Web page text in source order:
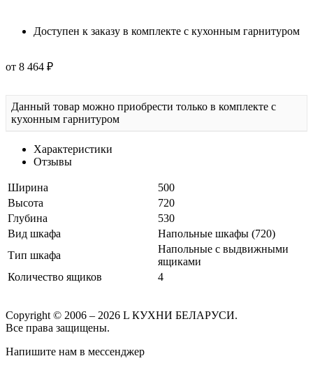
Доступен к заказу в комплекте с кухонным гарнитуром
от 8 464 ₽
Данный товар можно приобрести только в комплекте с
кухонным гарнитуром
Характеристики
Отзывы
Ширина
500
Высота
720
Глубина
530
Вид шкафа
Напольные шкафы (720)
Тип шкафа
Напольные с выдвижными
ящиками
Количество ящиков
4
Copyright © 2006 – 2026 L КУХНИ БЕЛАРУСИ.
Все права защищены.
Напишите нам в мессенджер